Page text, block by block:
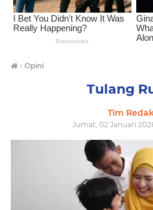
› Opini
Tulang
Tim
Jumat, 02 Januari